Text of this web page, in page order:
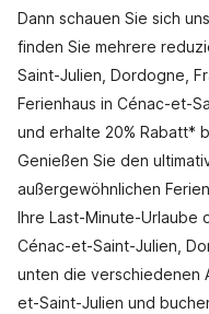
Dann schauen Sie sich
finden Sie mehrere
Saint-Julien, Dordogne,
Ferienhaus in Cénac-et-
und erhalte 20% Rabatt*
Genießen Sie den
außergewöhnlichen
Ihre Last-Minute-Urlaube
Cénac-et-Saint-Julien,
unten die verschiedenen
et-Saint-Julien und